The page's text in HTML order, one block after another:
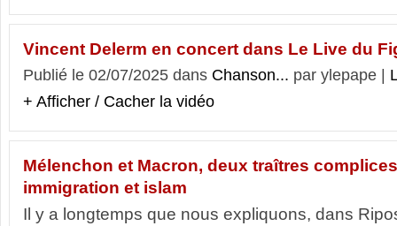
Vincent Delerm en concert dans Le Live du
Publié le 02/07/2025 dans Chanson... par ylepape |
+ Afficher / Cacher la vidéo
Mélenchon et Macron, deux traîtres
immigration et islam
Il y a longtemps que nous expliquons, dans